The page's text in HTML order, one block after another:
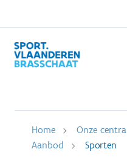
Home Onze centra
Aanbod
Sporten